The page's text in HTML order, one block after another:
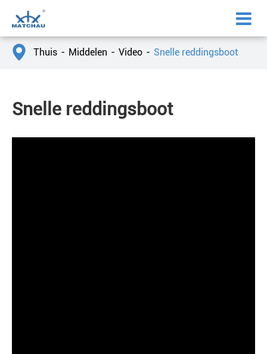
 Thuis Middelen Video Snelle reddingsboot
Snelle reddingsboot